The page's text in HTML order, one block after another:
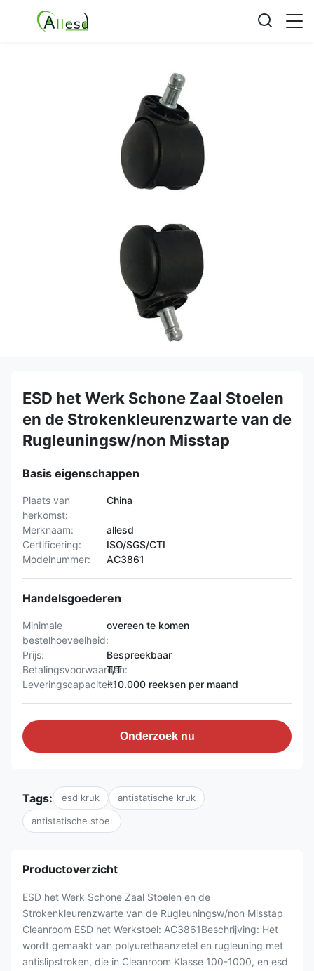
ESD het Werk Schone Zaal Stoelen
en de Strokenkleurenzwarte van de
Rugleuningsw/non Misstap
Basis eigenschappen
Plaats van
herkomst:
China
Merknaam:
allesd
Certificering:
ISO/SGS/CTI
Modelnummer:
AC3861
Handelsgoederen
Minimale
bestelhoeveelheid:
overeen te komen
Prijs:
Bespreekbaar
Betalingsvoorwaarden:
T/T
Leveringscapaciteit:~10.000 reeksen per maand
Onderzoek nu
Tags: esd kruk antistatische kruk
antistatische stoel
Productoverzicht
ESD het Werk Schone Zaal Stoelen en de
Strokenkleurenzwarte van de Rugleuningsw/non Misstap
Cleanroom ESD het Werkstoel: AC3861Beschrijving: Het
wordt gemaakt van polyurethaanzetel en rugleuning met
antislipstroken, die in Cleanroom Klasse 100-1000, en esd